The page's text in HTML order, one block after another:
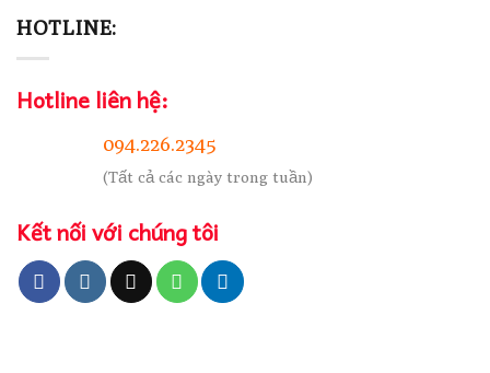
HOTLINE:
Hotline liên hệ:
094.226.2345
(Tất cả các ngày trong tuần)
Kết nối với chúng tôi